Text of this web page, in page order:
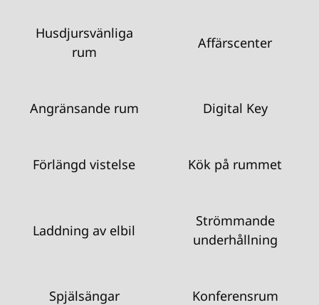
Husdjursvänliga
rum
Affärscenter
Angränsande rum Digital Key
Förlängd vistelse Kök på rummet
Laddning av elbil
Strömmande
underhållning
Spjälsängar Konferensrum